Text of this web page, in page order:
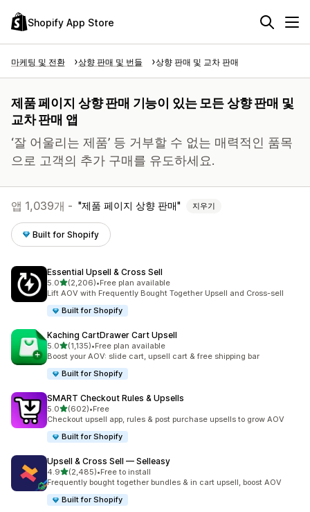
Shopify App Store
마케팅 및 전환 상향 판매 및 번들 상향 판매 및 교차 판매
제품 페이지 상향 판매 기능이 있는 모든 상향 판매 및
교차 판매 앱
‘잘 어울리는 제품’ 등 거부할 수 없는 매력적인 품목
으로 고객의 추가 구매를 유도하세요.
앱 1,039개 - 제품 페이지 상향 판매 지우기
Built for Shopify
Essential Upsell & Cross Sell
5.0별 5개 중
(2,206)
총 리뷰 2206개
•Free plan available
Lift AOV with Frequently Bought Together Upsell and Cross-sell
Built for Shopify
Kaching CartDrawer Cart Upsell
5.0별 5개 중
(1,135)
총 리뷰 1135개
•Free plan available
Boost your AOV: slide cart, upsell cart & free shipping bar
Built for Shopify
SMART Checkout Rules & Upsells
5.0별 5개 중
(602)
총 리뷰 602개
•Free
Checkout upsell app, rules & post purchase upsells to grow AOV
Built for Shopify
Upsell & Cross Sell — Selleasy
4.9별 5개 중
(2,485)
총 리뷰 2485개
•Free to install
Frequently bought together bundles & in cart upsell, boost AOV
Built for Shopify